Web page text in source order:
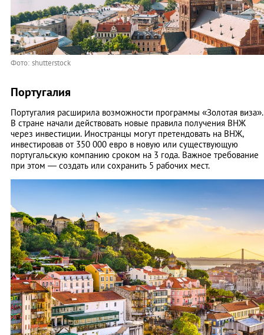
Фото: shutterstock
Португалия
Португалия расширила возможности программы «Золотая виза».
В стране начали действовать новые правила получения ВНЖ
через инвестиции. Иностранцы могут претендовать на ВНЖ,
инвестировав от 350 000 евро в новую или существующую
португальскую компанию сроком на 3 года. Важное требование
при этом — создать или сохранить 5 рабочих мест.